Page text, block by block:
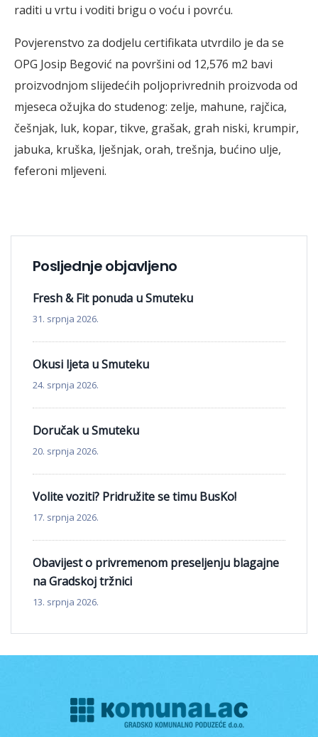
raditi u vrtu i voditi brigu o voću i povrću.
Povjerenstvo za dodjelu certifikata utvrdilo je da se
OPG Josip Begović na površini od 12,576 m2 bavi
proizvodnjom slijedećih poljoprivrednih proizvoda od
mjeseca ožujka do studenog: zelje, mahune, rajčica,
češnjak, luk, kopar, tikve, grašak, grah niski, krumpir,
jabuka, kruška, lješnjak, orah, trešnja, bućino ulje,
feferoni mljeveni.
Posljednje objavljeno
Fresh & Fit ponuda u Smuteku
31. srpnja 2026.
Okusi ljeta u Smuteku
24. srpnja 2026.
Doručak u Smuteku
20. srpnja 2026.
Volite voziti? Pridružite se timu BusKo!
17. srpnja 2026.
Obavijest o privremenom preseljenju blagajne
na Gradskoj tržnici
13. srpnja 2026.